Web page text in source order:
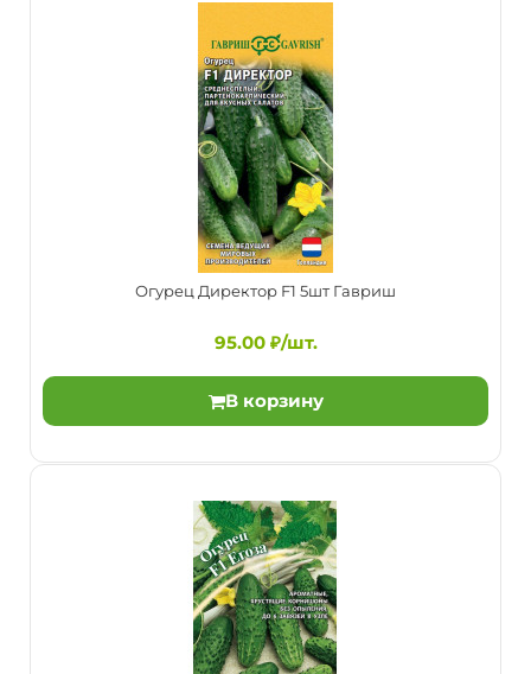
Раннеспелый пчелоопыляемый сорт.Плоды удлиненно-
яйцевидные, мелкобугорчатые, черношипые, зеленые,
дл..
Огурец Герман F1 5шт Эконом Агрос
88.00 ₽/шт.
Огурец Директор F1 5шт Гавриш
95.00 ₽/шт.
В корзину